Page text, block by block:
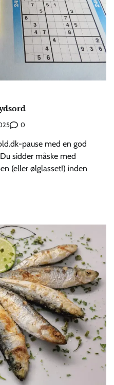
0
pause med en god
sidder måske med
(eller ølglasset!) inden